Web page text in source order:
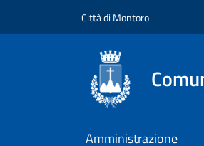
Città di Montoro
Amministrazione